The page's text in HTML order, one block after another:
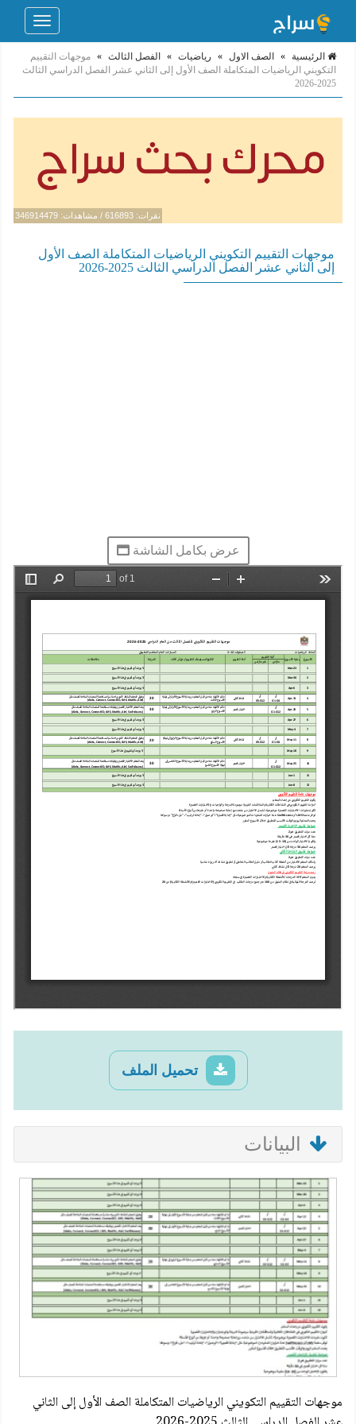
Toggle
الرئيسية » الصف الاول » رياضيات » الفصل الثالث » موجهات التقييم
التكويني الرياضيات المتكاملة الصف الأول إلى الثاني عشر الفصل الدراسي الثالث
2025-2026
نقرات: 616893 / مشاهدات: 346914479
موجهات التقييم التكويني الرياضيات المتكاملة الصف الأول
إلى الثاني عشر الفصل الدراسي الثالث 2025-2026
عرض بكامل الشاشة
تحميل الملف
البيانات
موجهات التقييم التكويني الرياضيات المتكاملة الصف الأول إلى الثاني